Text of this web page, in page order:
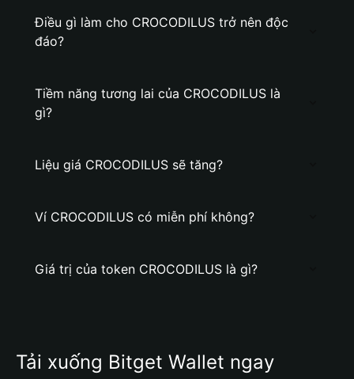
Điều gì làm cho CROCODILUS trở nên độc
đáo?
Tiềm năng tương lai của CROCODILUS là
gì?
Liệu giá CROCODILUS sẽ tăng?
Ví CROCODILUS có miễn phí không?
Giá trị của token CROCODILUS là gì?
Tải xuống Bitget Wallet ngay